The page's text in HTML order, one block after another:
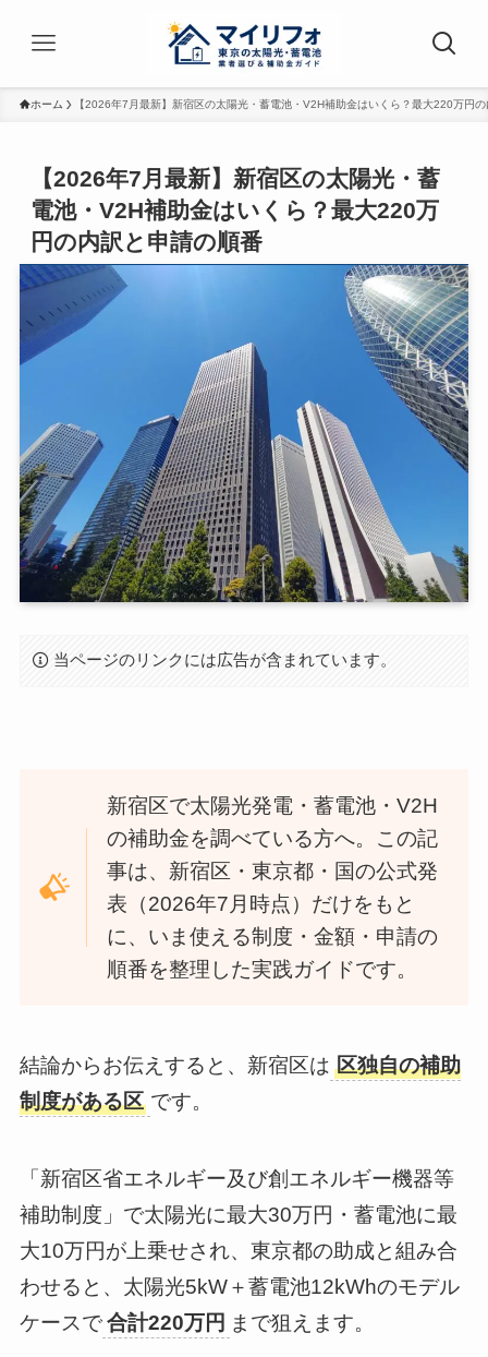
ホーム 【2026年7月最新】新宿区の太陽光・蓄電池・V2H補助金はいくら？最大220万円
【2026年7月最新】新宿区の太陽光・蓄
電池・V2H補助金はいくら？最大220万
円の内訳と申請の順番
当ページのリンクには広告が含まれています。
新宿区で太陽光発電・蓄電池・V2H
の補助金を調べている方へ。この記
事は、新宿区・東京都・国の公式発
表（2026年7月時点）だけをもと
に、いま使える制度・金額・申請の
順番を整理した実践ガイドです。
結論からお伝えすると、新宿区は 区独自の補助
制度がある区 です。
「新宿区省エネルギー及び創エネルギー機器等
補助制度」で太陽光に最大30万円・蓄電池に最
大10万円が上乗せされ、東京都の助成と組み合
わせると、太陽光5kW＋蓄電池12kWhのモデル
ケースで合計220万円 まで狙えます。